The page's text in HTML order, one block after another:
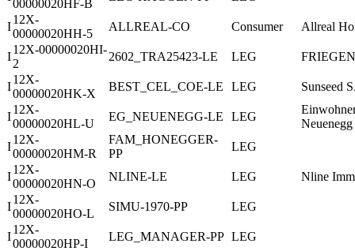
00000020HF-B
I
12X-
00000020HH-5
ALLREAL-CO Consumer Allreal
I
12X-00000020HI-
2
2602_TRA25423-LE LEG
I
12X-
00000020HK-X
BEST_CEL_COE-LE LEG Sunseed
I
12X-
00000020HL-U
EG_NEUENEGG-LE LEG
Neuenegg
I
12X-
00000020HM-R
FAM_HONEGGER-
PP
LEG
I
12X-
00000020HN-O
NLINE-LE LEG Nline
I
12X-
00000020HO-L
SIMU-1970-PP LEG
I
12X-
00000020HP-I
LEG_MANAGER-PP LEG